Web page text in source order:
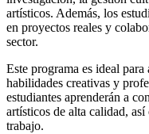
artísticos. Además, los
en proyectos reales y
sector.
Este programa es ideal
habilidades creativas y
estudiantes aprenderán a
artísticos de alta calidad,
trabajo.